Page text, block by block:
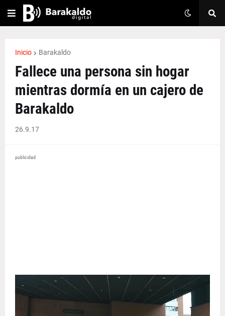
Inicio Barakaldo
Fallece una persona sin hogar
mientras dormía en un cajero de
Barakaldo
26.9.17
publicidad